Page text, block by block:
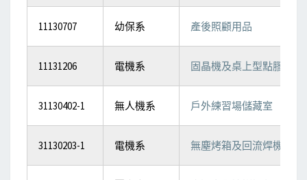
11130707 幼保系 產後照顧用品
11131206 電機系 固晶機及桌上型點膠機
31130402-1 無人機系 戶外練習場儲藏室
31130203-1 電機系 無塵烤箱及回流焊機